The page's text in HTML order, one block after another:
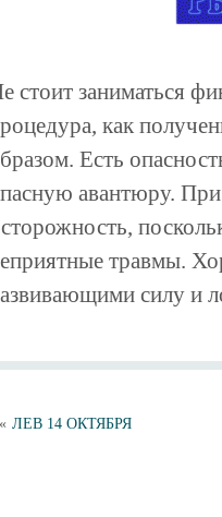
стоит заниматься
как
Есть
авантюру.
травмы.
силу и
« ЛЕВ 14 ОКТЯБРЯ